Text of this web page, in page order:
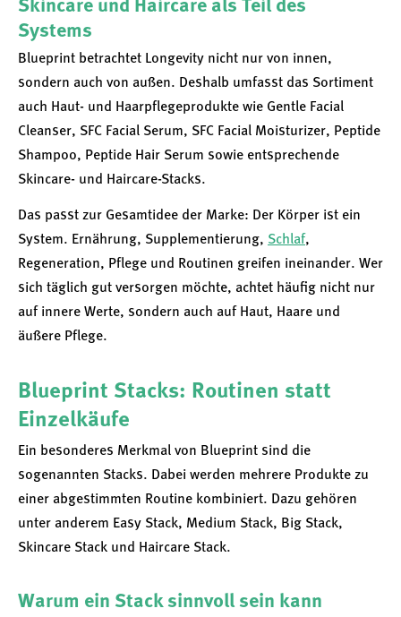
Skincare und Haircare als Teil des
Systems
Blueprint betrachtet Longevity nicht nur von innen,
sondern auch von außen. Deshalb umfasst das Sortiment
auch Haut- und Haarpflegeprodukte wie Gentle Facial
Cleanser, SFC Facial Serum, SFC Facial Moisturizer, Peptide
Shampoo, Peptide Hair Serum sowie entsprechende
Skincare- und Haircare-Stacks.
Das passt zur Gesamtidee der Marke: Der Körper ist ein
System. Ernährung, Supplementierung, Schlaf,
Regeneration, Pflege und Routinen greifen ineinander. Wer
sich täglich gut versorgen möchte, achtet häufig nicht nur
auf innere Werte, sondern auch auf Haut, Haare und
äußere Pflege.
Blueprint Stacks: Routinen statt
Einzelkäufe
Ein besonderes Merkmal von Blueprint sind die
sogenannten Stacks. Dabei werden mehrere Produkte zu
einer abgestimmten Routine kombiniert. Dazu gehören
unter anderem Easy Stack, Medium Stack, Big Stack,
Skincare Stack und Haircare Stack.
Warum ein Stack sinnvoll sein kann